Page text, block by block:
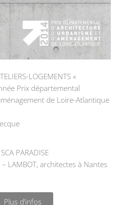
LOGEMENTS «
Prix départemental
de Loire-Atlantique
PARADISE
– LAMBOT, architectes à Nantes
Plus d’infos